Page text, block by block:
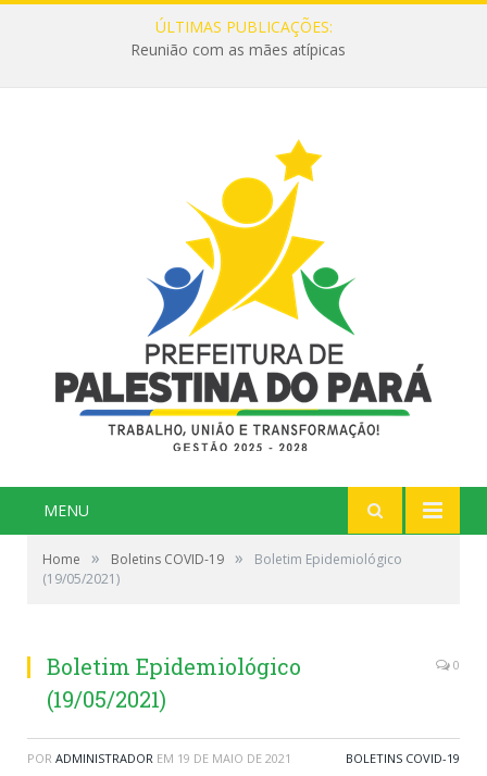
ÚLTIMAS PUBLICAÇÕES:
Reunião com as mães atípicas
MENU
Home » Boletins COVID-19 »
Boletim Epidemiológico
(19/05/2021)
Boletim Epidemiológico
(19/05/2021)
0
POR ADMINISTRADOR EM 19 DE MAIO DE 2021 BOLETINS COVID-19